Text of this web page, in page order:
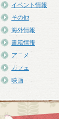
イベント情報
その他
海外情報
書籍情報
アニメ
カフェ
映画